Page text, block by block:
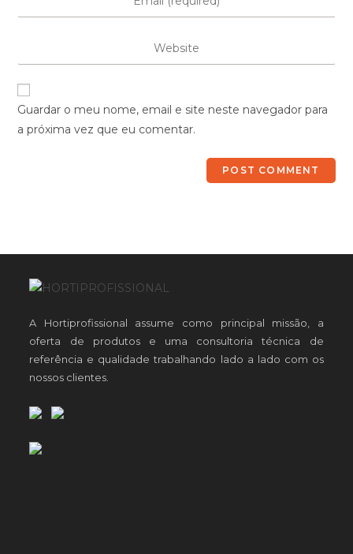
Guardar o meu nome, email e site neste navegador para
a próxima vez que eu comentar.
A Hortiprofissional assume como principal missão, a
oferta de produtos e uma consultoria técnica de
referência e qualidade trabalhando lado a lado com os
nossos clientes.